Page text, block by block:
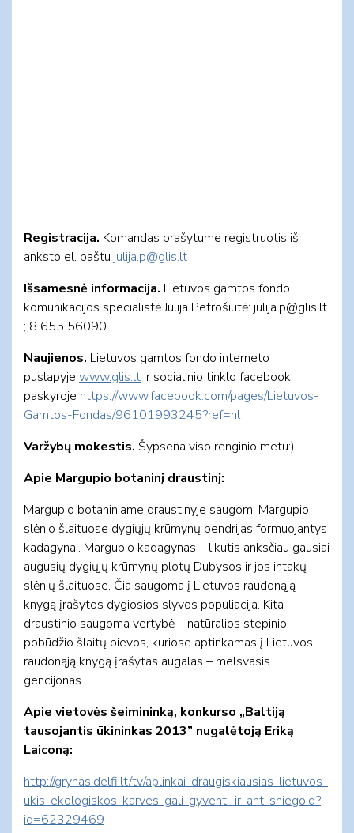
Registracija. Komandas prašytume registruotis iš
anksto el. paštu julija.p@glis.lt
Išsamesnė informacija. Lietuvos gamtos fondo
komunikacijos specialistė Julija Petrošiūtė: julija.p@glis.lt
; 8 655 56090
Naujienos. Lietuvos gamtos fondo interneto
puslapyje www.glis.lt ir socialinio tinklo facebook
paskyroje https://www.facebook.com/pages/Lietuvos-
Gamtos-Fondas/96101993245?ref=hl
Varžybų mokestis. Šypsena viso renginio metu:)
Apie Margupio botaninį draustinį:
Margupio botaniniame draustinyje saugomi Margupio
slėnio šlaituose dygiųjų krūmynų bendrijas formuojantys
kadagynai. Margupio kadagynas – likutis anksčiau gausiai
augusių dygiųjų krūmynų plotų Dubysos ir jos intakų
slėnių šlaituose. Čia saugoma į Lietuvos raudonąją
knygą įrašytos dygiosios slyvos populiacija. Kita
draustinio saugoma vertybė – natūralios stepinio
pobūdžio šlaitų pievos, kuriose aptinkamas į Lietuvos
raudonąją knygą įrašytas augalas – melsvasis
gencijonas.
Apie vietovės šeimininką, konkurso „Baltiją
tausojantis ūkininkas 2013” nugalėtoją Eriką
Laiconą:
http://grynas.delfi.lt/tv/aplinkai-draugiskiausias-lietuvos-
ukis-ekologiskos-karves-gali-gyventi-ir-ant-sniego.d?
id=62329469